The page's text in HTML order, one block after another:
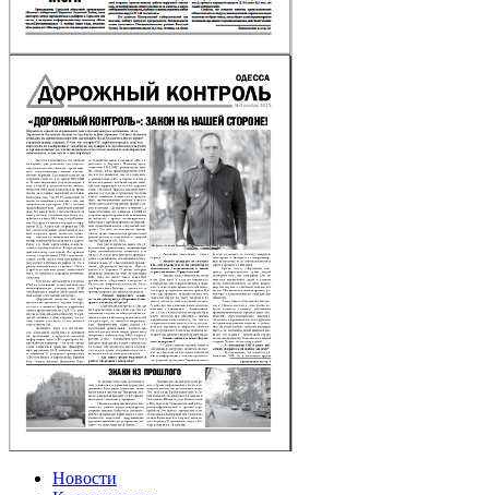
Новости